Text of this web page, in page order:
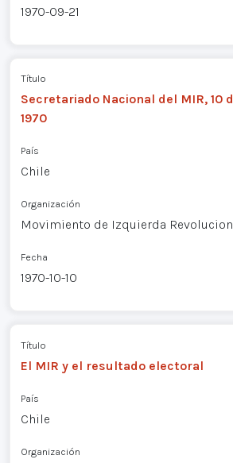
1970-09-21
Título
Secretariado Nacional del MIR, 10
1970
País
Chile
Organización
Movimiento de Izquierda
Fecha
1970-10-10
Título
El MIR y el resultado electoral
País
Chile
Organización